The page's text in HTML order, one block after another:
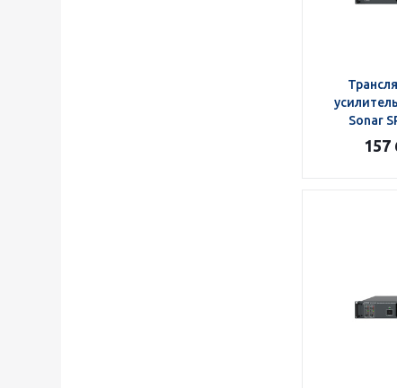
Sonar
157